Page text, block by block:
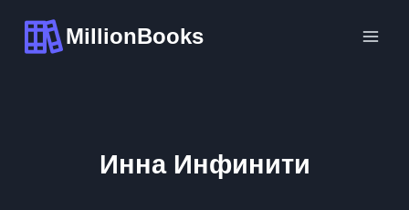
содержимому
MillionBooks
Инна Инфинити